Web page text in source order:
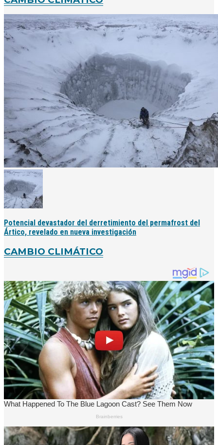
Potencial devastador del derretimiento del permafrost del
Ártico, revelado en nueva investigación
CAMBIO CLIMÁTICO